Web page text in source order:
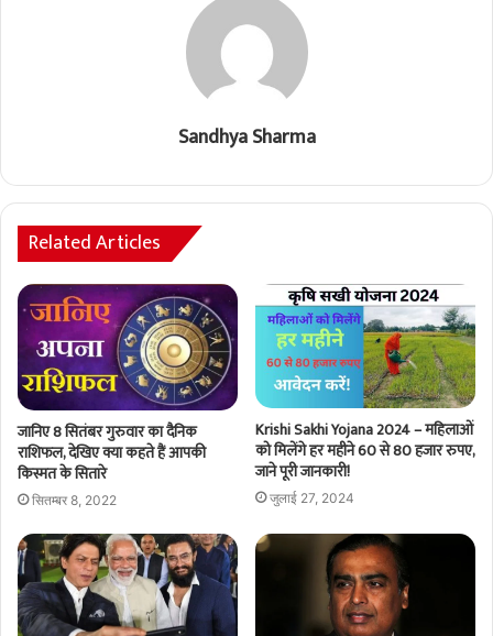
Sandhya Sharma
Related Articles
जानिए 8 सितंबर गुरुवार का दैनिक
राशिफल, देखिए क्या कहते हैं आपकी
किस्मत के सितारे
सितम्बर 8, 2022
Krishi Sakhi Yojana 2024 – महिलाओं
को मिलेंगे हर महीने 60 से 80 हजार रुपए,
जाने पूरी जानकारी!
जुलाई 27, 2024